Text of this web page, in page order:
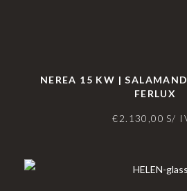
NEREA 15 KW |
FERLUX
€2.130,00 S/